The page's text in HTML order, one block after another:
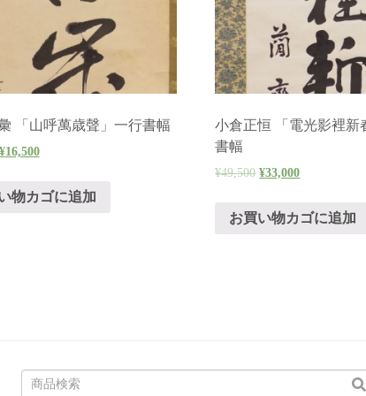
「山呼萬歳聲」一行書幅
16,500
物カゴに追加
小倉正恒 「電光影裡新
書幅
¥49,500 ¥33,000
お買い物カゴに追加